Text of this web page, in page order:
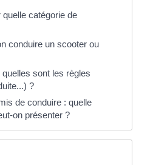
catégorie de
conduire un scooter ou
sont les règles
?
de conduire : quelle
on présenter ?